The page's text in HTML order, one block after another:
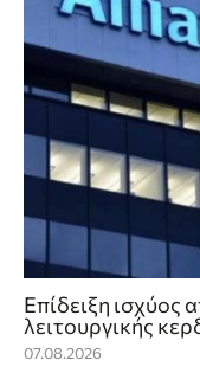
Επίδειξη ισχύος
λειτουργικής
07.08.2026